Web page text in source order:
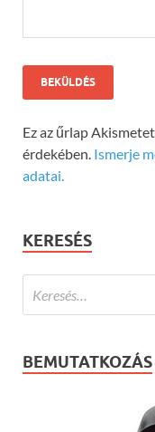
Ez az űrlap
érdekében. Ismerje
adatai.
KERESÉS
BEMUTATKOZÁS